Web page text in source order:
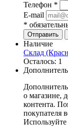
Телефон *
E-mail
*
Наличие
Склад
Осталось: 1
о магазине,
контента.
покупателя